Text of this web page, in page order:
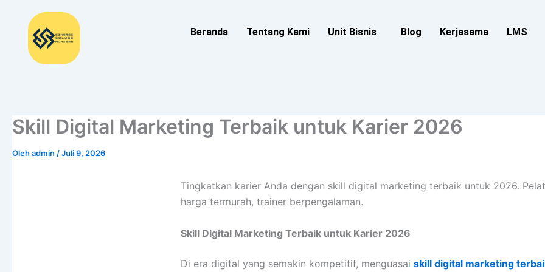
Beranda Tentang Kami Unit Bisnis Blog Kerjasama LMS
Skill Digital Marketing Terbaik untuk Karier 2026
Olehadmin /Juli 9, 2026
Tingkatkan karier Anda dengan skill digital marketing terbaik untuk 2026.
harga termurah, trainer berpengalaman.
Skill Digital Marketing Terbaik untuk Karier 2026
Di era digital yang semakin kompetitif, menguasai skill digital marketing